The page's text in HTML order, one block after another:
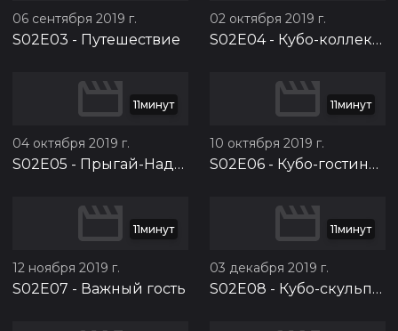
06 сентября 2019 г.
S02E03 - Путешествие
02 октября 2019 г.
S02E04- Кубо-коллекция
11минут
04 октября 2019 г.
S02E05 - Прыгай-Надувай!
11минут
10 октября 2019 г.
S02E06 - Кубо-гостиница
11минут
12 ноября 2019 г.
S02E07 - Важный гость
11минут
03 декабря 2019 г.
S02E08 - Кубо-скульптура